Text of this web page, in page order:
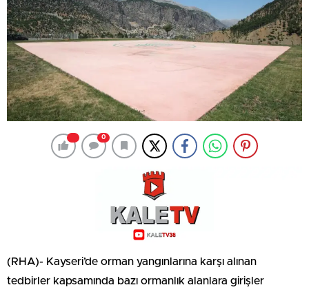
0
(RHA)- Kayseri’de orman yangınlarına karşı alınan
tedbirler kapsamında bazı ormanlık alanlara girişler